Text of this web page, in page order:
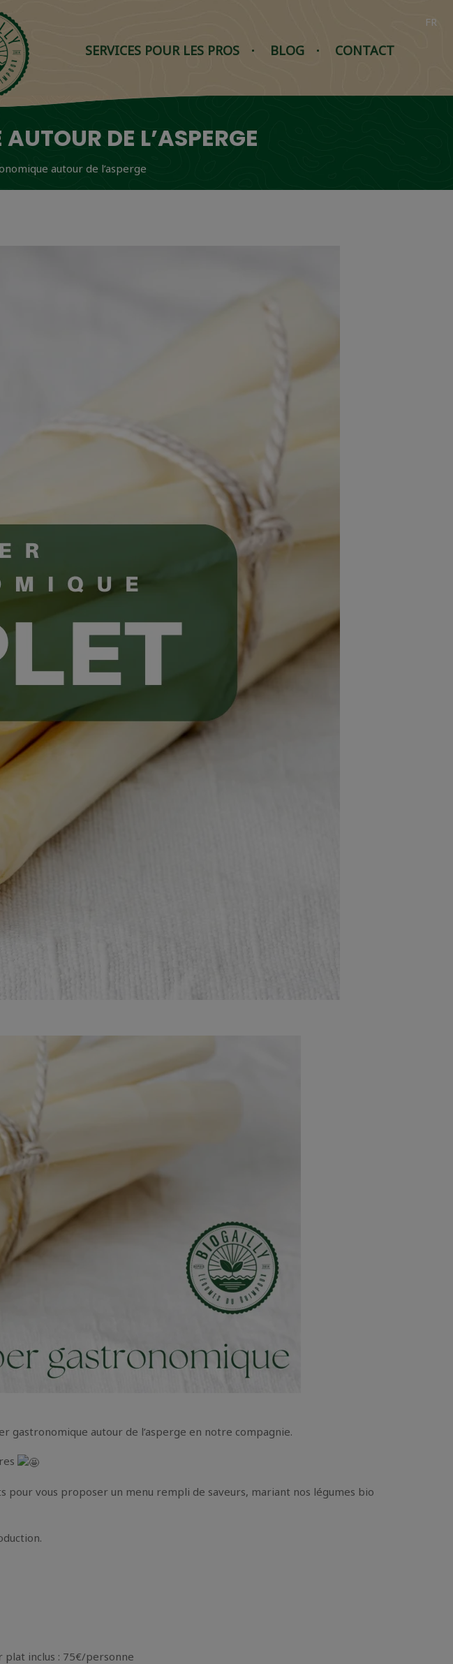
SERVICES POUR LES PROS BLOG CONTACT
FR
DE L’ASPERGE
autour de l’asperge
gastronomique autour de l’asperge en notre compagnie.
pour vous proposer un menu rempli de saveurs, mariant nos légumes bio
inclus : 75€/personne